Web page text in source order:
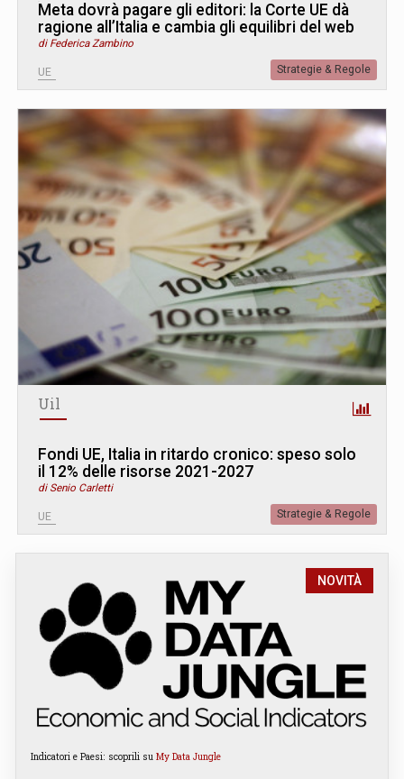
Meta dovrà pagare gli editori: la Corte UE dà
ragione all’Italia e cambia gli equilibri del web
di Federica Zambino
UE Strategie & Regole
Uil
Fondi UE, Italia in ritardo cronico: speso solo
il 12% delle risorse 2021-2027
di Senio Carletti
UE Strategie & Regole
NOVITÀ
Indicatori e Paesi: scoprili su My Data Jungle